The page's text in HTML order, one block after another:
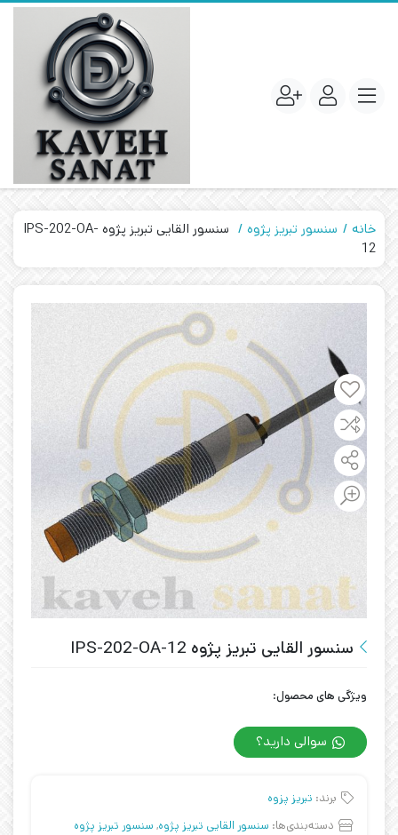
خانه سنسور تبریز پژوه
سنسور القایی تبریز پژوه IPS-202-OA-
12
سنسور القایی تبریز پژوه IPS-202-OA-12
ویژگی های محصول:
سوالی دارید؟
برند: تبریز پزوه
دسته‌بندی‌ها: سنسور القایی تبریز پژوه, سنسور تبریز پژوه